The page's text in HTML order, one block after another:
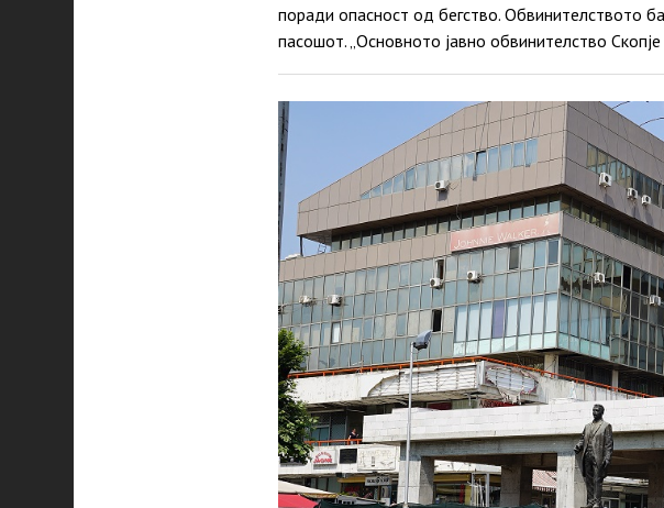
поради опасност од бегство. Обвинителството
пасошот. „Основното јавно обвинителство